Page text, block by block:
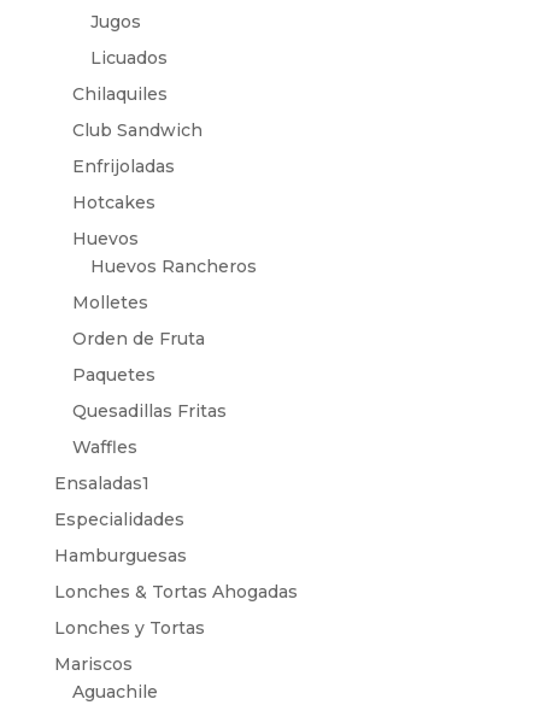
Jugos
Licuados
Chilaquiles
Club Sandwich
Enfrijoladas
Hotcakes
Huevos
Huevos Rancheros
Molletes
Orden de Fruta
Paquetes
Quesadillas Fritas
Waffles
Ensaladas1
Especialidades
Hamburguesas
Lonches & Tortas Ahogadas
Lonches y Tortas
Mariscos
Aguachile